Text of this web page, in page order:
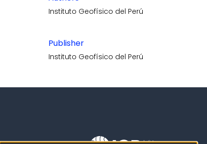
Instituto Geofísico del Perú
Publisher
Instituto Geofísico del Perú